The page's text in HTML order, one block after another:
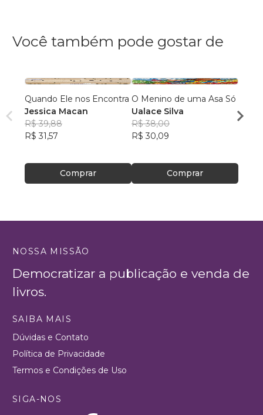
Você também pode gostar de
Quando Ele nos Encontra
Jessica Macan
R$ 39,88
R$ 31,57
Comprar
O Menino de uma Asa Só
Ualace Silva
R$ 38,00
R$ 30,09
Comprar
R$
NOSSA MISSÃO
Democratizar a publicação e venda de
livros.
SAIBA MAIS
Dúvidas e Contato
Política de Privacidade
Termos e Condições de Uso
SIGA-NOS